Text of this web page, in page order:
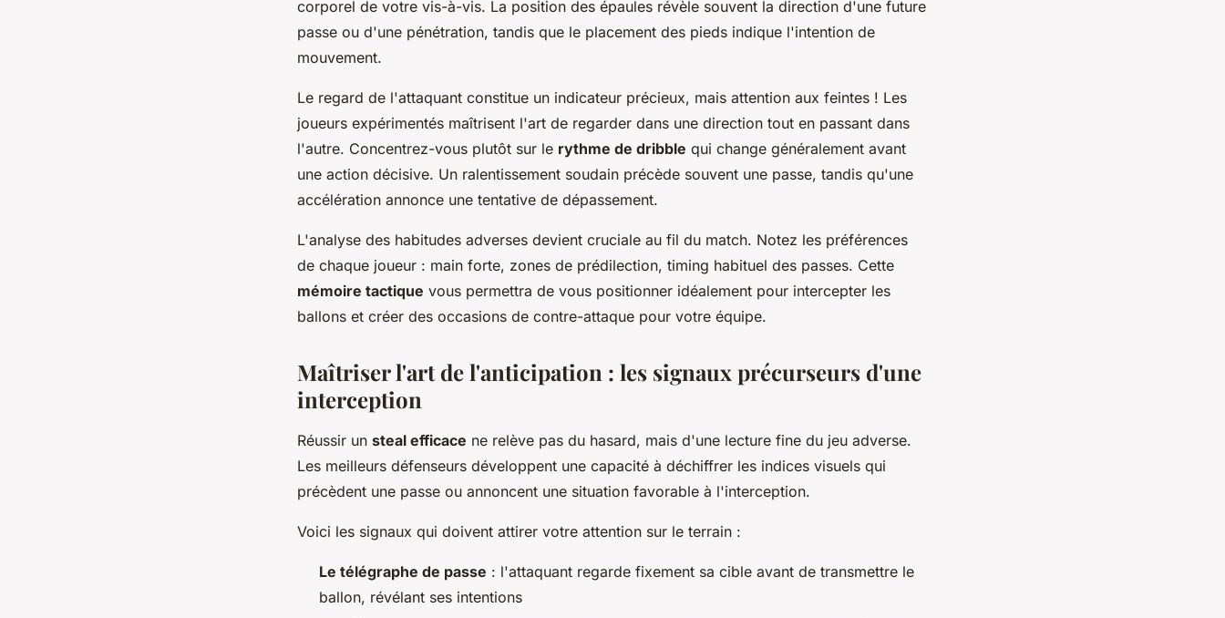
corporel de votre vis-à-vis. La position des épaules révèle souvent la direction d'une future
passe ou d'une pénétration, tandis que le placement des pieds indique l'intention de
mouvement.
Le regard de l'attaquant constitue un indicateur précieux, mais attention aux feintes ! Les
joueurs expérimentés maîtrisent l'art de regarder dans une direction tout en passant dans
l'autre. Concentrez-vous plutôt sur le rythme de dribble qui change généralement avant
une action décisive. Un ralentissement soudain précède souvent une passe, tandis qu'une
accélération annonce une tentative de dépassement.
L'analyse des habitudes adverses devient cruciale au fil du match. Notez les préférences
de chaque joueur : main forte, zones de prédilection, timing habituel des passes. Cette
mémoire tactique vous permettra de vous positionner idéalement pour intercepter les
ballons et créer des occasions de contre-attaque pour votre équipe.
Maîtriser l'art de l'anticipation : les signaux précurseurs d'une
interception
Réussir un steal efficace ne relève pas du hasard, mais d'une lecture fine du jeu adverse.
Les meilleurs défenseurs développent une capacité à déchiffrer les indices visuels qui
précèdent une passe ou annoncent une situation favorable à l'interception.
Voici les signaux qui doivent attirer votre attention sur le terrain :
Le télégraphe de passe : l'attaquant regarde fixement sa cible avant de transmettre le
ballon, révélant ses intentions